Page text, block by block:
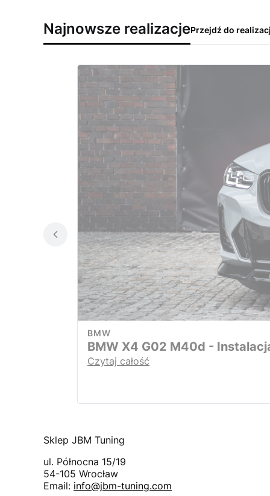
Najnowsze realizacjePrzejdź do
BMW
BMW X4 G02 M40d -
Czytaj całość
Sklep JBM Tuning
ul. Północna 15/19
54-105 Wrocław
Email: info@jbm-tuning.com